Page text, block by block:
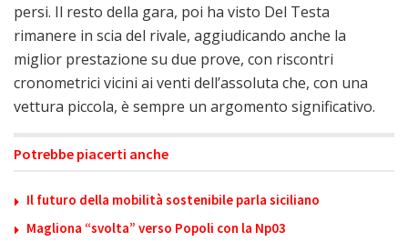
persi. Il resto della gara, poi ha visto Del Testa
rimanere in scia del rivale, aggiudicando anche la
miglior prestazione su due prove, con riscontri
cronometrici vicini ai venti dell’assoluta che, con una
vettura piccola, è sempre un argomento significativo.
Potrebbe piacerti anche
Il futuro della mobilità sostenibile parla siciliano
Magliona “svolta” verso Popoli con la Np03